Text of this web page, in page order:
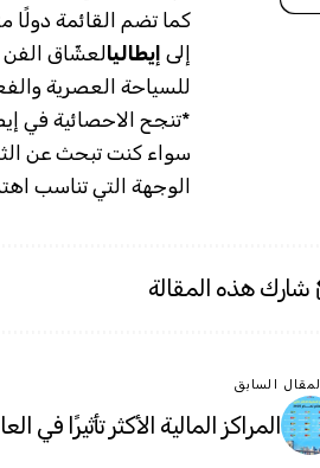
كما تضم القائمة دولًا
إلى إيطاليالعشّاق الفن
للسياحة العصرية
*تنجح الاحصائية في
سواء كنت تبحث عن
الوجهة التي تناسب
شارك هذه المقالة
السابق
المراكز المالية الأكثر تأثيرًا في